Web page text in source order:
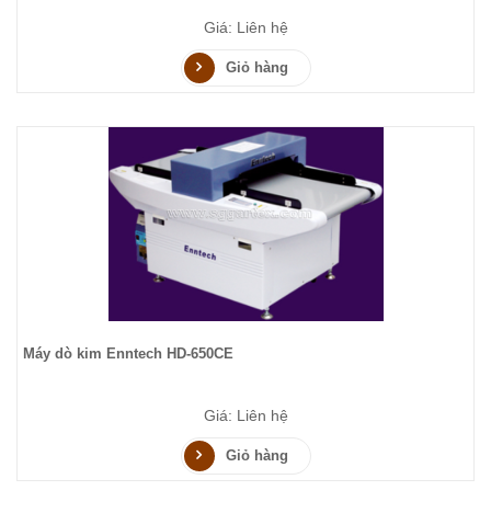
Giá: Liên hệ
Giỏ hàng
Máy dò kim Enntech HD-650CE
Giá: Liên hệ
Giỏ hàng